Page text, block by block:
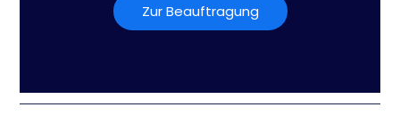
Zur Beauftragung